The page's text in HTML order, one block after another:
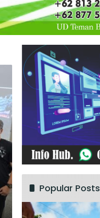
Popular Posts